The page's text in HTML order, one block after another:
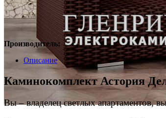
Производитель:
Описание
Каминокомплект Астория
Вы – владелец светлых апартаментов,